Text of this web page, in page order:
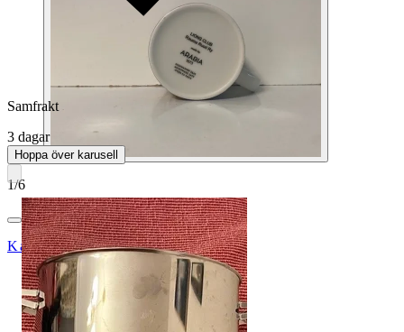
1/6
Katja52
Samfrakt
3 dagar
Hoppa över karusell